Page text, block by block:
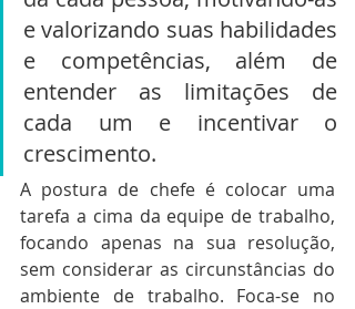
e valorizando suas habilidades
e competências, além de
entender as limitações de
cada um e incentivar o
crescimento.
A postura de chefe é colocar uma
tarefa a cima da equipe de trabalho,
focando apenas na sua resolução,
sem considerar as circunstâncias do
ambiente de trabalho. Foca-se no